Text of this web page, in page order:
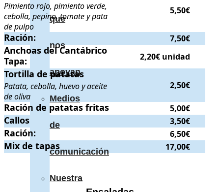
que
nos
apoyan
Medios
de
comunicación
Nuestra
Pimiento rojo, pimiento verde,
cebolla, pepino, tomate y pata
de pulpo
5,50€
Ración: .
Ración: 7,50€
Anchoas del Cantábrico Tapa:
Anchoas del Cantábrico
Tapa:
2,20€ unidad
Tortilla de patatas . Patata, cebolla, huevo y aceite de oliva
Tortilla de patatas
Patata, cebolla, huevo y aceite
de oliva
2,50€
Ración de patatas fritas .. Precio:
Ración de patatas fritas 5,00€
Callos .
Callos 3,50€
Ración: . . Precio:
Ración: 6,50€
Mix de tapas .. Precio:
Mix de tapas 17,00€